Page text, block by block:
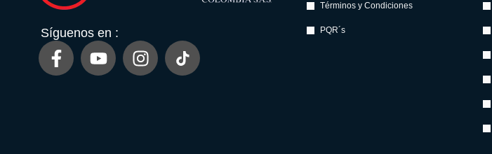
Síguenos en :
Términos y Condiciones
PQR´s